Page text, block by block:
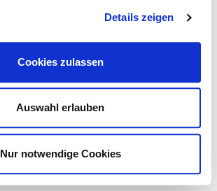
Details zeigen
Cookies zulassen
Auswahl erlauben
Nur notwendige Cookies